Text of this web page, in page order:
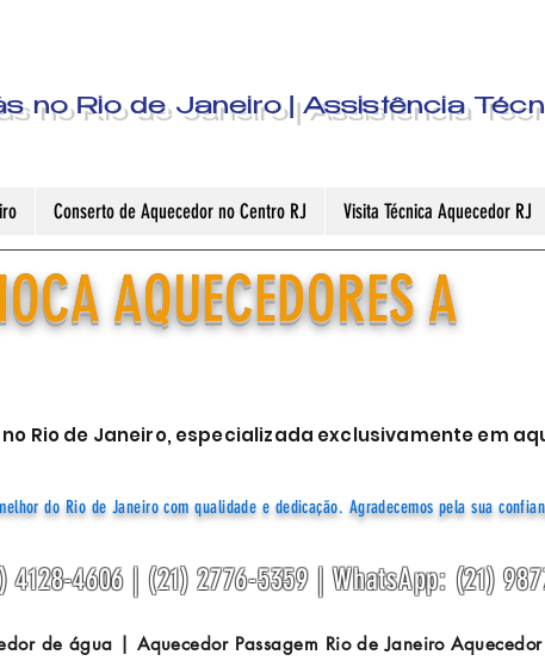
no Rio de Janeiro | Assistência
Conserto de Aquecedor no Centro RJ Visita Técnica Aquecedor RJ
AQUECEDORES A
Rio de Janeiro, especializada exclusivamente em
do Rio de Janeiro com qualidade e dedicação. Agradecemos pela sua
4606 | (21) 2776-5359 | WhatsApp: (21)
de água | Aquecedor Passagem Rio de Janeiro